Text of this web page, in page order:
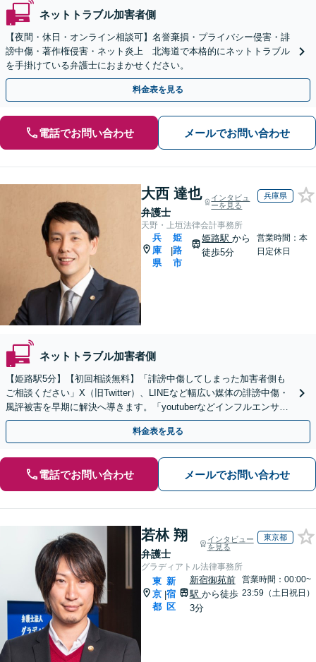
ネットトラブル加害者側
【夜間・休日・オンライン相談可】名誉棄損・プライバシー侵害・誹
謗中傷・著作権侵害・ネット炎上 北海道で本格的にネットトラブル
を手掛けている弁護士におまかせください。
料金表を見る
電話でお問い合わせ メールでお問い合わせ
大西 達也
弁護士
インタビュ
ーを見る
兵庫県
天野・上垣法律会計事務所
兵
庫
県
|
姫
路
市
姫路駅から
徒歩5分
営業時間：本
日定休日
ネットトラブル加害者側
【姫路駅5分】【初回相談無料】「誹謗中傷してしまった加害者側も
ご相談ください」X（旧Twitter）、LINEなど幅広い媒体の誹謗中傷・
風評被害を早期に解決へ導きます。「youtuberなどインフルエンサー
の相談に対応」【休日・夜間相談可】
料金表を見る
電話でお問い合わせ メールでお問い合わせ
若林 翔
弁護士
インタビュー
を見る
東京都
グラディアトル法律事務所
東
京
都
|
新
宿
区
新宿御苑前
駅 から徒歩
3分
営業時間：00:00~
23:59（土日祝日）